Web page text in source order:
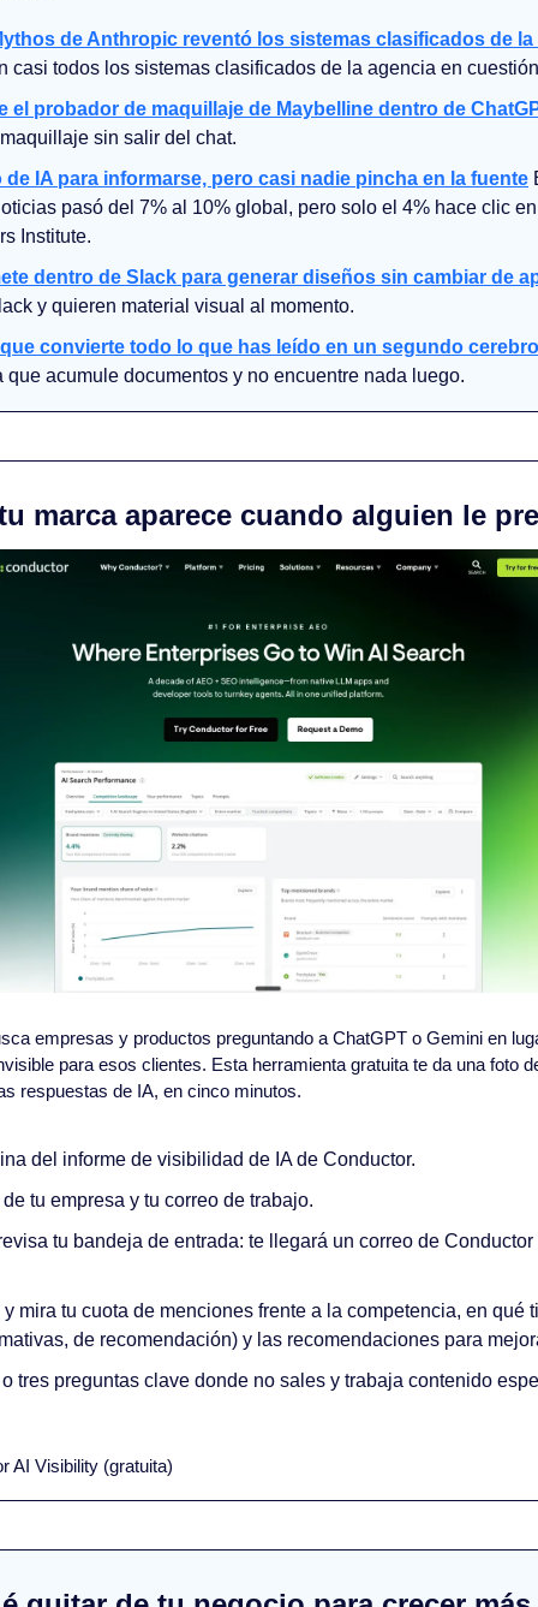
de Anthropic reventó los sistemas clasificados de la
casi todos los sistemas clasificados de la agencia en
el probador de maquillaje de Maybelline dentro de
sin salir del chat.
de IA para informarse, pero casi nadie pincha en la fuente
pasó del 7% al 10% global, pero solo el 4% hace clic
Institute.
dentro de Slack para generar diseños sin cambiar de
y quieren material visual al momento.
convierte todo lo que has leído en un segundo
que acumule documentos y no encuentre nada luego.
marca aparece cuando alguien le
empresas y productos preguntando a ChatGPT o Gemini en
para esos clientes. Esta herramienta gratuita te da una foto
respuestas de IA, en cinco minutos.
del informe de visibilidad de IA de Conductor.
tu empresa y tu correo de trabajo.
tu bandeja de entrada: te llegará un correo de
mira tu cuota de menciones frente a la competencia, en qué
de recomendación) y las recomendaciones para
tres preguntas clave donde no sales y trabaja contenido
AI Visibility (gratuita)